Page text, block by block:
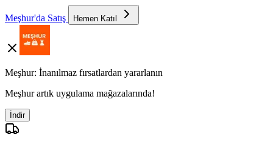
Meşhur'da Satış Hemen Katıl
Meşhur: İnanılmaz fırsatlardan yararlanın
Meşhur artık uygulama mağazalarında!
İndir